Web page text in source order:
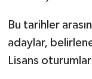
Bu tarihler
adaylar,
Lisans